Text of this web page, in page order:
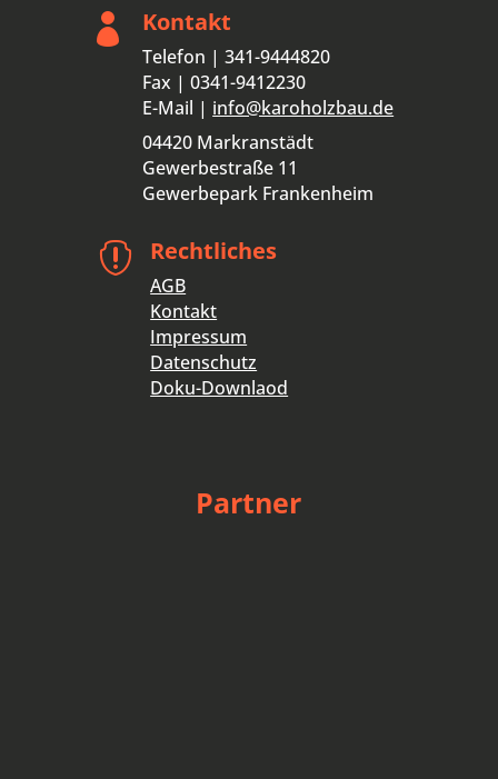
 Kontakt
Telefon | 341-9444820
Fax | 0341-9412230
E-Mail | info@karoholzbau.de
04420 Markranstädt
Gewerbestraße 11
Gewerbepark Frankenheim
 Rechtliches
AGB
Kontakt
Impressum
Datenschutz
Doku-Downlaod
Partner